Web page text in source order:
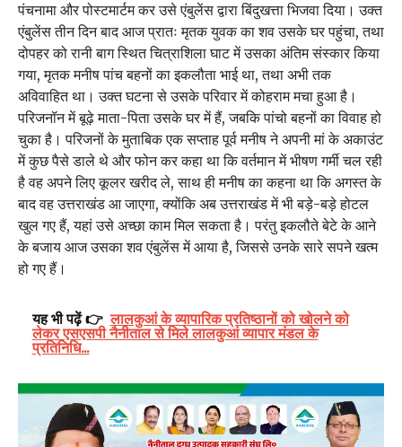
पंचनामा और पोस्टमार्टम कर उसे एंबुलेंस द्वारा बिंदुखत्ता भिजवा दिया। उक्त
एंबुलेंस तीन दिन बाद आज प्रातः मृतक युवक का शव उसके घर पहुंचा, तथा
दोपहर को रानी बाग स्थित चित्राशिला घाट में उसका अंतिम संस्कार किया
गया, मृतक मनीष पांच बहनों का इकलौता भाई था, तथा अभी तक
अविवाहित था। उक्त घटना से उसके परिवार में कोहराम मचा हुआ है।
परिजनॉन में बूढ़े माता-पिता उसके घर में हैं, जबकि पांचो बहनों का विवाह हो
चुका है। परिजनों के मुताबिक एक सप्ताह पूर्व मनीष ने अपनी मां के अकाउंट
में कुछ पैसे डाले थे और फोन कर कहा था कि वर्तमान में भीषण गर्मी चल रही
है वह अपने लिए कूलर खरीद ले, साथ ही मनीष का कहना था कि अगस्त के
बाद वह उत्तराखंड आ जाएगा, क्योंकि अब उत्तराखंड में भी बड़े-बड़े होटल
खुल गए हैं, यहां उसे अच्छा काम मिल सकता है। परंतु इकलौते बेटे के आने
के बजाय आज उसका शव एंबुलेंस में आया है, जिससे उनके सारे सपने खत्म
हो गए हैं।
यह भी पढ़ें 👉 लालकुआं के व्यापारिक प्रतिष्ठानों को खोलने को
लेकर एसएसपी नैनीताल से मिले लालकुआं व्यापार मंडल के
प्रतिनिधि...